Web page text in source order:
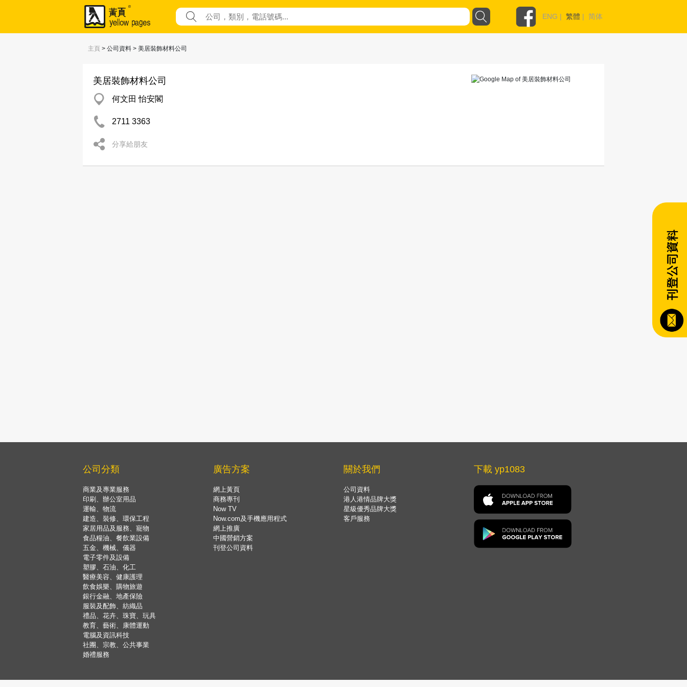
ENG | 繁體 | 简体
主頁 > 公司資料 > 美居裝飾材料公司
美居裝飾材料公司
何文田 怡安閣
2711 3363
分享給朋友
公司分類
商業及專業服務
印刷、辦公室用品
運輸、物流
建造、裝修、環保工程
家居用品及服務、寵物
食品糧油、餐飲業設備
五金、機械、儀器
電子零件及設備
塑膠、石油、化工
醫療美容、健康護理
飲食娛樂、購物旅遊
銀行金融、地產保險
服裝及配飾、紡織品
禮品、花卉、珠寶、玩具
教育、藝術、康體運動
電腦及資訊科技
社團、宗教、公共事業
婚禮服務
廣告方案
網上黃頁
商務專刊
Now TV
Now.com及手機應用程式
網上推廣
中國營銷方案
刊登公司資料
關於我們
公司資料
港人港情品牌大獎
星級優秀品牌大獎
客戶服務
下載 yp1083